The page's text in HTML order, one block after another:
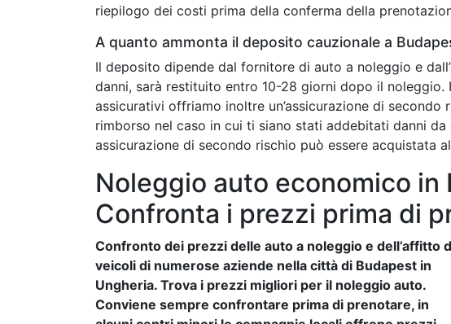
riepilogo dei costi prima della conferma della
A quanto ammonta il deposito cauzionale a
Il deposito dipende dal fornitore di auto a noleggio e
danni, sarà restituito entro 10-28 giorni dopo il
assicurativi offriamo inoltre un’assicurazione di secondo
rimborso nel caso in cui ti siano stati addebitati danni
assicurazione di secondo rischio può essere acquistata
Noleggio auto economico in
Confronta i prezzi prima di
Confronto dei prezzi delle auto a noleggio e dell’affitto
veicoli di numerose aziende nella città di Budapest in
Ungheria. Trova i prezzi migliori per il noleggio auto.
Conviene sempre confrontare prima di prenotare, in